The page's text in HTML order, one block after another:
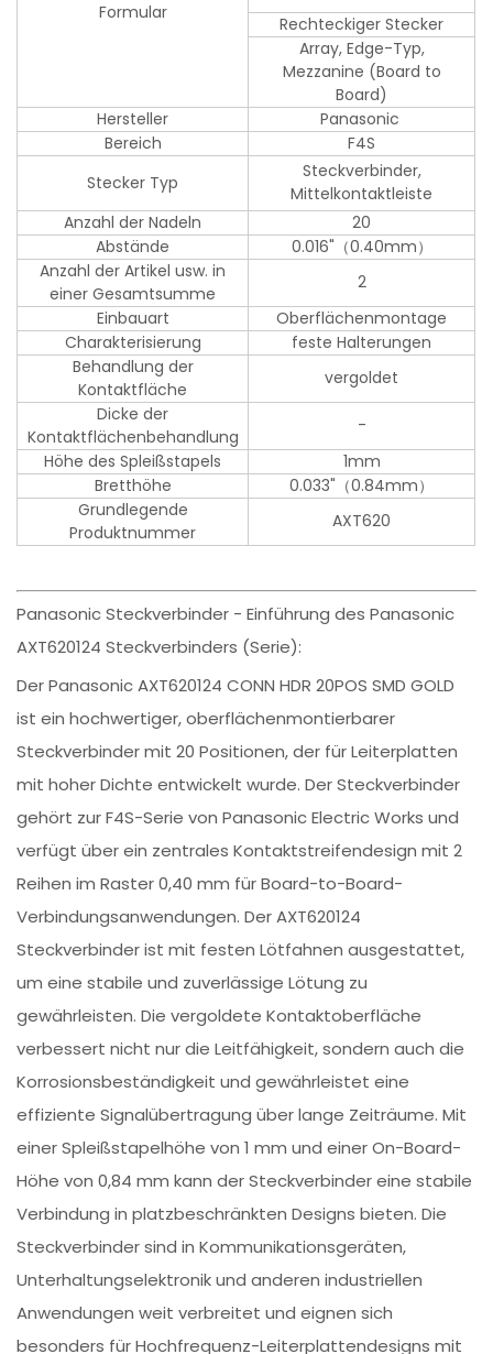
Formular
Rechteckiger Stecker
Array, Edge-Typ,
Mezzanine (Board to
Board)
Hersteller
Panasonic
Bereich
F4S
Stecker Typ
Steckverbinder,
Mittelkontaktleiste
Anzahl der Nadeln
20
Abstände
0.016"（0.40mm）
Anzahl der Artikel usw. in
einer Gesamtsumme
2
Einbauart
Oberflächenmontage
Charakterisierung
feste Halterungen
Behandlung der
Kontaktfläche
vergoldet
Dicke der
Kontaktflächenbehandlung
-
Höhe des Spleißstapels
1mm
Bretthöhe
0.033"（0.84mm）
Grundlegende
Produktnummer
AXT620
Panasonic Steckverbinder - Einführung des Panasonic
AXT620124 Steckverbinders (Serie):
Der Panasonic AXT620124 CONN HDR 20POS SMD GOLD
ist ein hochwertiger, oberflächenmontierbarer
Steckverbinder mit 20 Positionen, der für Leiterplatten
mit hoher Dichte entwickelt wurde. Der Steckverbinder
gehört zur F4S-Serie von Panasonic Electric Works und
verfügt über ein zentrales Kontaktstreifendesign mit 2
Reihen im Raster 0,40 mm für Board-to-Board-
Verbindungsanwendungen. Der AXT620124
Steckverbinder ist mit festen Lötfahnen ausgestattet,
um eine stabile und zuverlässige Lötung zu
gewährleisten. Die vergoldete Kontaktoberfläche
verbessert nicht nur die Leitfähigkeit, sondern auch die
Korrosionsbeständigkeit und gewährleistet eine
effiziente Signalübertragung über lange Zeiträume. Mit
einer Spleißstapelhöhe von 1 mm und einer On-Board-
Höhe von 0,84 mm kann der Steckverbinder eine stabile
Verbindung in platzbeschränkten Designs bieten. Die
Steckverbinder sind in Kommunikationsgeräten,
Unterhaltungselektronik und anderen industriellen
Anwendungen weit verbreitet und eignen sich
besonders für Hochfrequenz-Leiterplattendesigns mit